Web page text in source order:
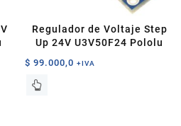
Regulador de Voltaje Step
Up 24V U3V50F24 Pololu
$ 99.000,0 +IVA